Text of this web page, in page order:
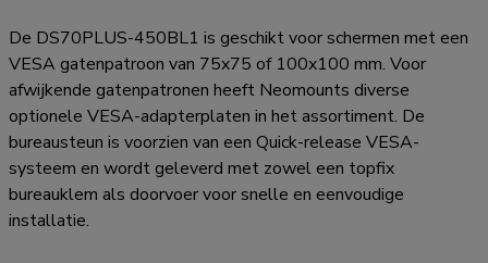
De DS70PLUS-450BL1 is geschikt voor schermen met een
VESA gatenpatroon van 75x75 of 100x100 mm. Voor
afwijkende gatenpatronen heeft Neomounts diverse
optionele VESA-adapterplaten in het assortiment. De
bureausteun is voorzien van een Quick-release VESA-
systeem en wordt geleverd met zowel een topfix
bureauklem als doorvoer voor snelle en eenvoudige
installatie.